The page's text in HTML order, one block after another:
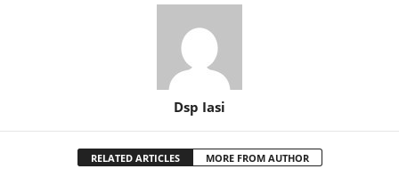
Dsp Iasi
RELATED ARTICLES MORE FROM AUTHOR